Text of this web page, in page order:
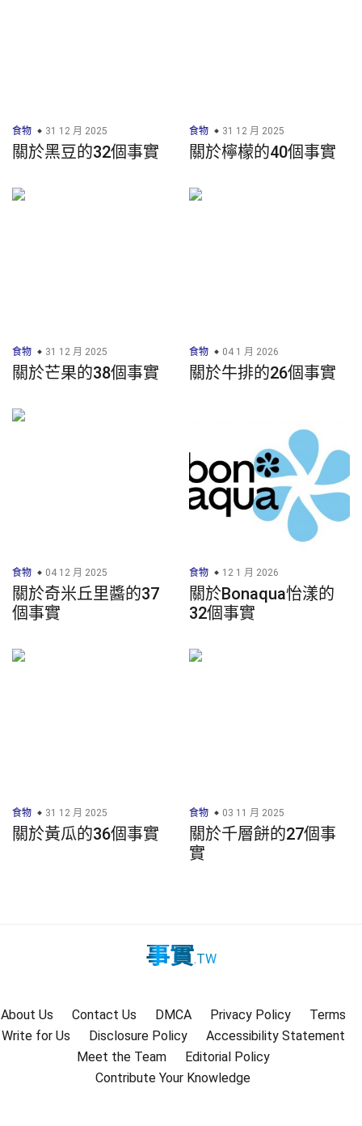
食物 31 12 月 2025
關於黑豆的32個事實
食物 31 12 月 2025
關於檸檬的40個事實
食物 31 12 月 2025
關於芒果的38個事實
食物 04 1 月 2026
關於牛排的26個事實
食物 04 12 月 2025
關於奇米丘里醬的37
個事實
食物 12 1 月 2026
關於Bonaqua怡漾的
32個事實
食物 31 12 月 2025
關於黃瓜的36個事實
食物 03 11 月 2025
關於千層餅的27個事
實
事實.TW
About Us Contact Us DMCA Privacy Policy
Terms
Write for Us
Disclosure Policy
Accessibility Statement
Meet the Team
Editorial Policy
Contribute Your Knowledge